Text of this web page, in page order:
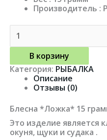
Производитель :
В корзину
Категория: РЫБАЛКА
Описание
Отзывы (0)
Блесна *Ложка* 15
Это изделие является
окуня, щуки и судака .